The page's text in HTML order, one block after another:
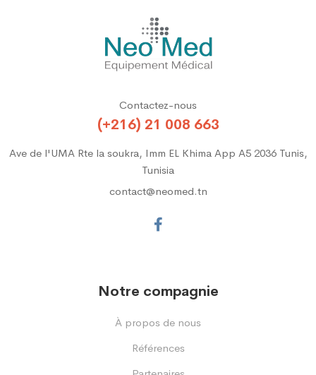
Contactez-nous
(+216) 21 008 663
Ave de l'UMA Rte la soukra, Imm EL Khima App A5 2036 Tunis,
Tunisia
contact@neomed.tn
Notre compagnie
À propos de nous
Références